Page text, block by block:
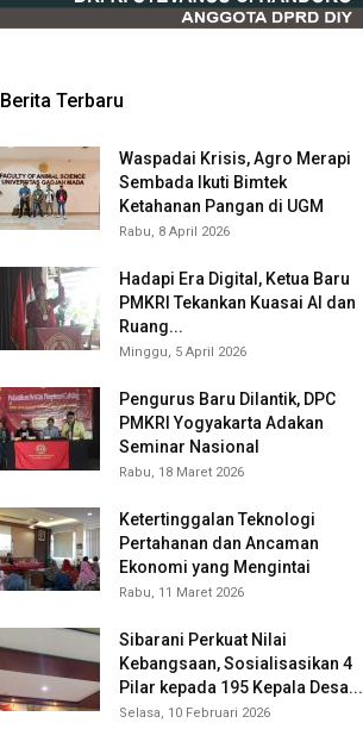
Berita Terbaru
Waspadai Krisis, Agro Merapi
Sembada Ikuti Bimtek
Ketahanan Pangan di UGM
Rabu, 8 April 2026
Hadapi Era Digital, Ketua Baru
PMKRI Tekankan Kuasai AI dan
Ruang...
Minggu, 5 April 2026
Pengurus Baru Dilantik, DPC
PMKRI Yogyakarta Adakan
Seminar Nasional
Rabu, 18 Maret 2026
Ketertinggalan Teknologi
Pertahanan dan Ancaman
Ekonomi yang Mengintai
Rabu, 11 Maret 2026
Sibarani Perkuat Nilai
Kebangsaan, Sosialisasikan 4
Pilar kepada 195 Kepala Desa...
Selasa, 10 Februari 2026